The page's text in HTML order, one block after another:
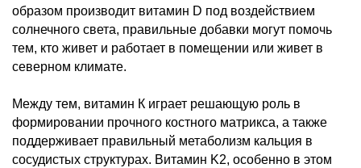
образом производит витамин D под воздействием
солнечного света, правильные добавки могут помочь
тем, кто живет и работает в помещении или живет в
северном климате.
Между тем, витамин К играет решающую роль в
формировании прочного костного матрикса, а также
поддерживает правильный метаболизм кальция в
сосудистых структурах. Витамин K2, особенно в этом